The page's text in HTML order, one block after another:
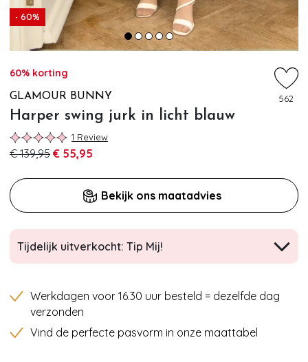
- 60%
60% korting
GLAMOUR BUNNY
Harper swing jurk in licht blauw
562
1 Review
€ 139,95 € 55,95
Bekijk ons maatadvies
Tijdelijk uitverkocht: Tip Mij!
Werkdagen voor 16.30 uur besteld = dezelfde dag
verzonden
Vind de perfecte pasvorm in onze maattabel